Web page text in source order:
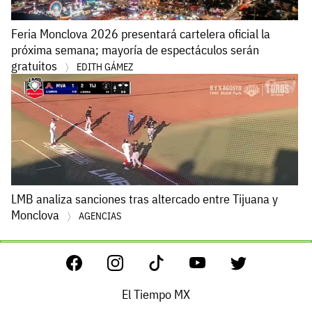
Feria Monclova 2026 presentará cartelera oficial la
próxima semana; mayoría de espectáculos serán
gratuitos
EDITH GÁMEZ
LMB analiza sanciones tras altercado entre Tijuana y
Monclova
AGENCIAS
El Tiempo MX